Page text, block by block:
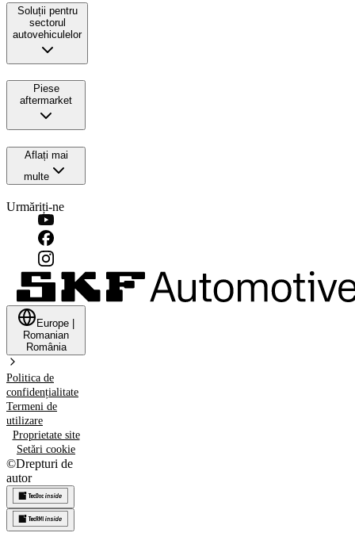
Soluții pentru
sectorul
autovehiculelor
Piese
aftermarket
Aflați mai
multe
Urmăriți-ne
Europe
Romanian
România
Politica de
confidențialitate
Termeni de
utilizare
Proprietate site
Setări cookie
©Drepturi de
autor